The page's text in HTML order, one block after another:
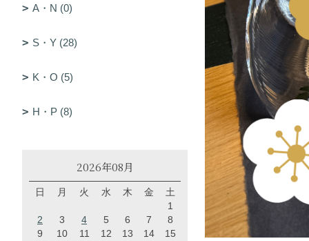
A・N (0)
S・Y (28)
K・O (5)
H・P (8)
2026年08月
日 月 火 水 木 金
土
1
2
3 4 5 6 7
8
9
10 11 12 13 14
15